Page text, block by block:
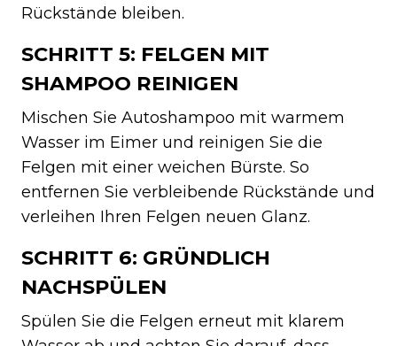
Rückstände bleiben.
SCHRITT 5: FELGEN MIT
SHAMPOO REINIGEN
Mischen Sie Autoshampoo mit warmem
Wasser im Eimer und reinigen Sie die
Felgen mit einer weichen Bürste. So
entfernen Sie verbleibende Rückstände und
verleihen Ihren Felgen neuen Glanz.
SCHRITT 6: GRÜNDLICH
NACHSPÜLEN
Spülen Sie die Felgen erneut mit klarem